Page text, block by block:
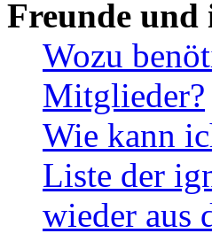
Freunde
Wozu
Mitglieder?
Wie kann
Liste der
wieder aus